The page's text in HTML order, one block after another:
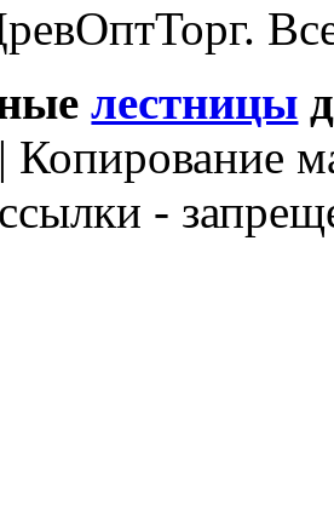
лестницы
| Копирование
-